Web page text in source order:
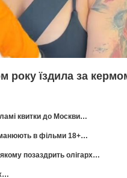
року їздила за
квитки до Москви…
в фільми 18+…
позаздрить олігарх…